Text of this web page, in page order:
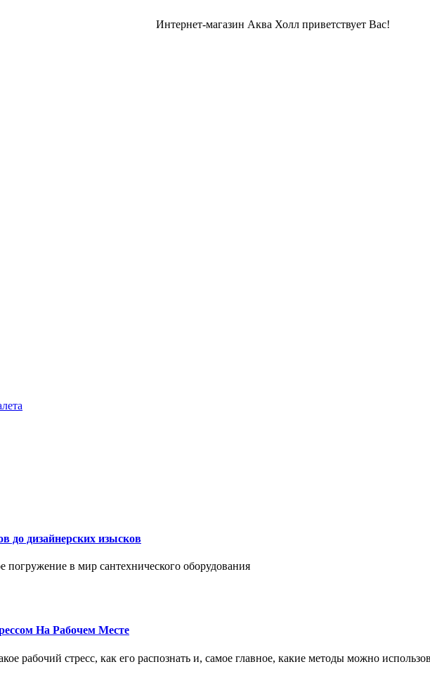
Интернет-магазин Аква Холл приветствует Вас!
до дизайнерских изысков
погружение в мир сантехнического оборудования
На Рабочем Месте
рабочий стресс, как его распознать и, самое главное, какие методы можно